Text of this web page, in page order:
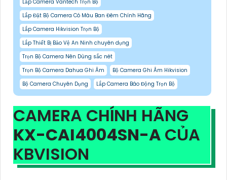
Lắp Camera Vantech Trọn Bộ
Lắp Đặt Bộ Camera Có Màu Ban Đêm Chính Hãng
Lắp Camera Hikvision Trọn Bộ
Lắp Thiết Bị Bảo Vệ An Ninh chuyên dụng
Trọn Bộ Camera Nên Dùng sắc nét
Trọn Bộ Camera Dahua Ghi Âm
Bộ Camera Ghi Âm Hikvision
Bộ Camera Chuyên Dụng
Lắp Camera Báo Động Trọn Bộ
CAMERA CHÍNH HÃNG
KX-CAI4004SN-A CỦA
KBVISION